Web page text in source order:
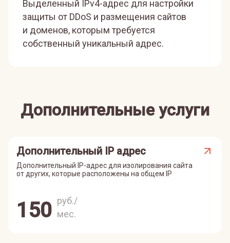
Выделенный IPv4-адрес для настройки
защиты от DDoS и размещения сайтов
и доменов, которым требуется
собственный уникальный адрес.
Дополнительные услуги
Дополнительный IP адрес
Дополнительный IP-адрес для изолирования сайта
от других, которые расположены на общем IP
150 руб./
мес.